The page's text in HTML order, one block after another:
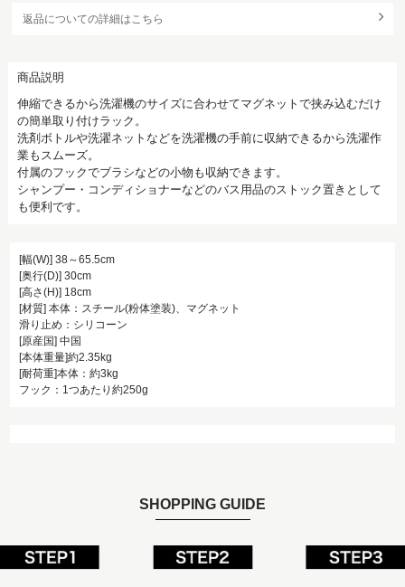
返品についての詳細はこちら
商品説明
伸縮できるから洗濯機のサイズに合わせてマグネットで挟み込むだけ
の簡単取り付けラック。
洗剤ボトルや洗濯ネットなどを洗濯機の手前に収納できるから洗濯作
業もスムーズ。
付属のフックでブラシなどの小物も収納できます。
シャンプー・コンディショナーなどのバス用品のストック置きとして
も便利です。
[幅(W)] 38～65.5cm
[奥行(D)] 30cm
[高さ(H)] 18cm
[材質] 本体：スチール(粉体塗装)、マグネット
滑り止め：シリコーン
[原産国] 中国
[本体重量]約2.35kg
[耐荷重]本体：約3kg
フック：1つあたり約250g
SHOPPING GUIDE